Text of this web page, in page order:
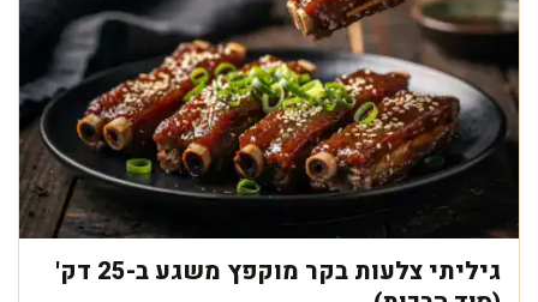
גיליתי צלעות בקר מוקפץ משגע ב-25 דק'